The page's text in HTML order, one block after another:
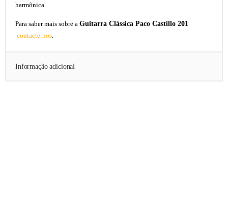
harmônica.
Para saber mais sobre a Guitarra Clássica Paco Castillo 201
contacte-nos.
Informação adicional